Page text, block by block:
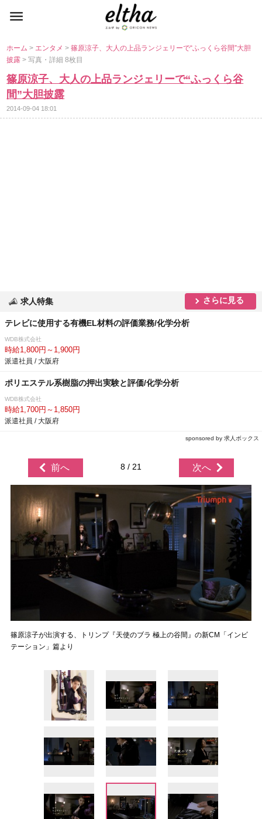
ホーム> エンタメ>篠原涼子、大人の上品ランジェリーで“ふっくら谷間”大胆
披露> 写真・詳細 8枚目
篠原涼子、大人の上品ランジェリーで“ふっくら谷
間”大胆披露
2014-09-04 18:01
求人特集 さらに見る
テレビに使用する有機EL材料の評価業務/化学分析
WDB株式会社
時給1,800円～1,900円
派遣社員 / 大阪府
ポリエステル系樹脂の押出実験と評価/化学分析
WDB株式会社
時給1,700円～1,850円
派遣社員 / 大阪府
sponsored by 求人ボックス
前へ 8 / 21 次へ
篠原涼子が出演する、トリンプ『天使のブラ 極上の谷間』の新CM「インビ
テーション」篇より